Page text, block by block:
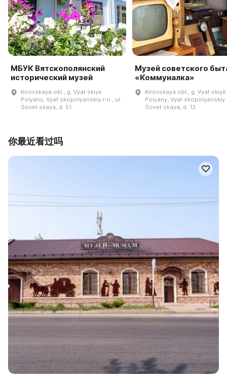
МБУК Вятскополянский
исторический музей
Kirovskaya obl., g. Vyat·skiye
Polyany, Vyat·skopolyanskiy r-n., ul.
Sovet·skaya, d. 51
Музей советского
«Коммуналка»
Kirovskaya obl., g. Vyat·skiye
Polyany, Vyat·skopolyanskiy
Sovet·skaya, d. 13
你最近看过吗